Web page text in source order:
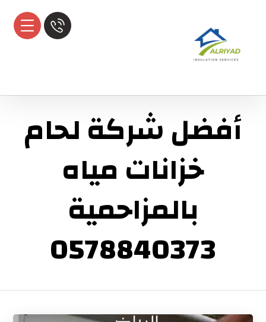
أفضل شركة لحام
خزانات مياه
بالمزاحمية
0578840373